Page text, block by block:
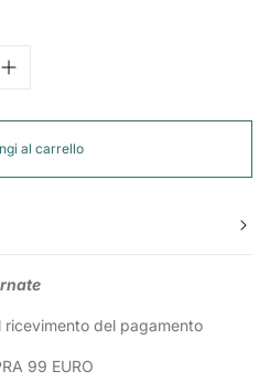
al carrello
del pagamento
99 EURO